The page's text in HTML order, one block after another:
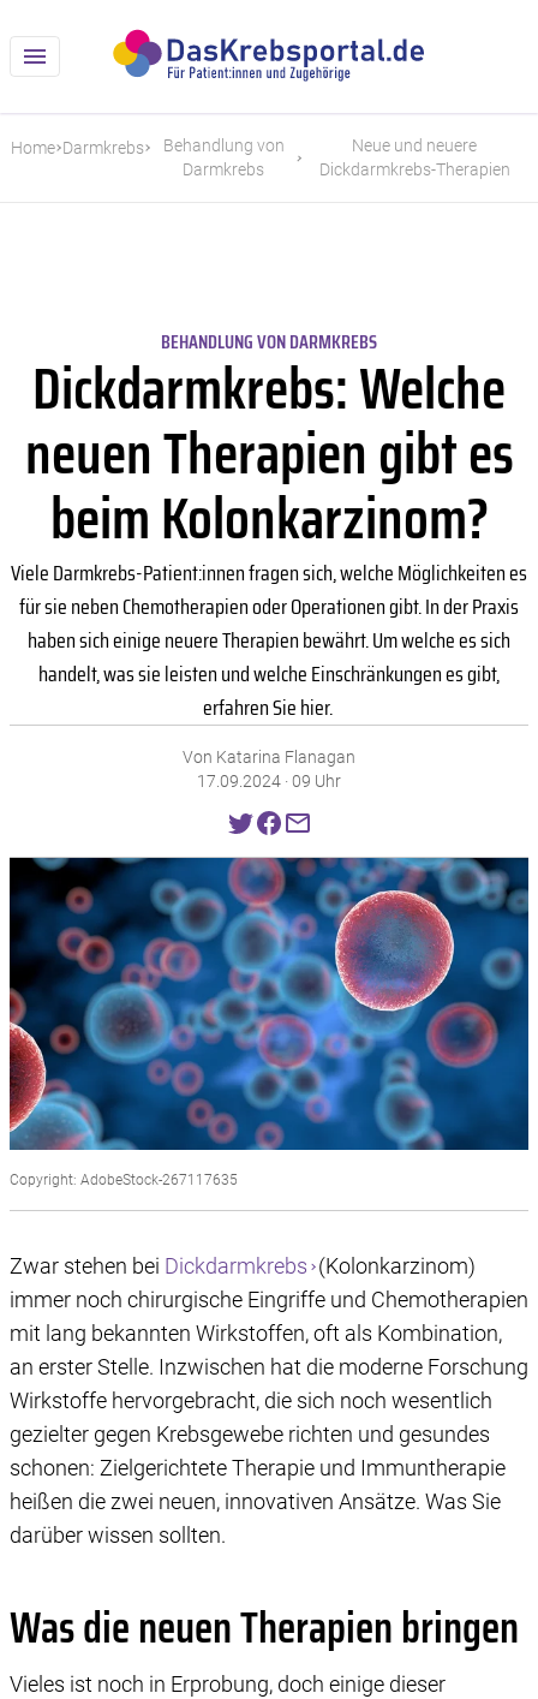
Home Darmkrebs
Behandlung von
Darmkrebs
Neue und neuere
Dickdarmkrebs-Therapien
BEHANDLUNG VON DARMKREBS
Dickdarmkrebs: Welche
neuen Therapien gibt es
beim Kolonkarzinom?
Viele Darmkrebs-Patient:innen fragen sich, welche Möglichkeiten es
für sie neben Chemotherapien oder Operationen gibt. In der Praxis
haben sich einige neuere Therapien bewährt. Um welche es sich
handelt, was sie leisten und welche Einschränkungen es gibt,
erfahren Sie hier.
Von Katarina Flanagan
17.09.2024 · 09 Uhr
Copyright: AdobeStock-267117635
Zwar stehen bei Dickdarmkrebs (Kolonkarzinom​​​​​)
immer noch chirurgische Eingriffe und Chemotherapien
mit lang bekannten Wirkstoffen, oft als Kombination,
an erster Stelle. Inzwischen hat die moderne Forschung
Wirkstoffe hervorgebracht, die sich noch wesentlich
gezielter gegen Krebsgewebe richten und gesundes
schonen: Zielgerichtete Therapie und Immuntherapie
heißen die zwei neuen, innovativen Ansätze. Was Sie
darüber wissen sollten.
Was die neuen Therapien bringen
Vieles ist noch in Erprobung, doch einige dieser